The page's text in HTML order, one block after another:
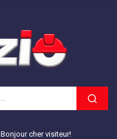
Bonjour cher visiteur!